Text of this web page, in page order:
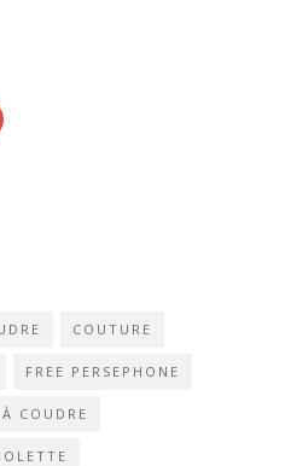
Cliquez
COUTURE
FREE PERSEPHONE
COUDRE